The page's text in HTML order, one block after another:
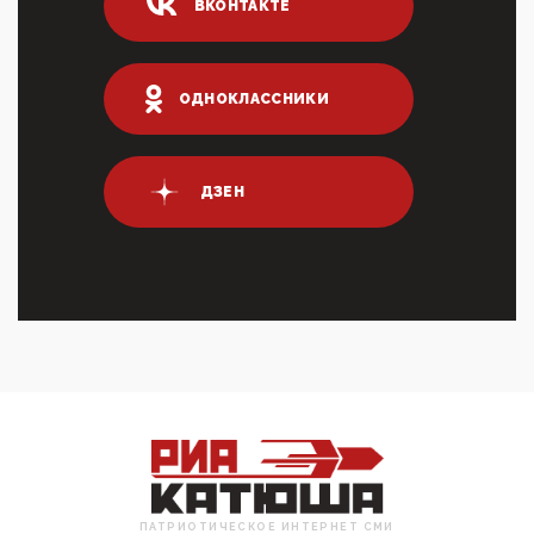
03:35, 10 Апреля 2026
крупных банках по итогам 2025 года превысило 63
млрд руб. ...
03:01, 10 Апреля 2026
что союзники просили Киев не наносить удары по
энергети...
01:54, 10 Апреля 2026
Сионистское правительство благосклонно
разрешило православным христианам провести
обряд Схождения Бл...
ВКОНТАКТЕ
ОДНОКЛАССНИКИ
ДЗЕН
ПАТРИОТИЧЕСКОЕ ИНТЕРНЕТ СМИ